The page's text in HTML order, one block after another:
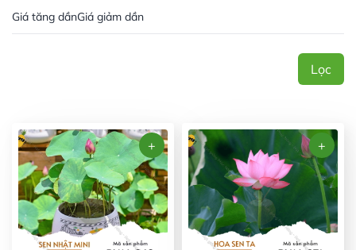
Giá tăng dầnGiá giảm dần
Lọc